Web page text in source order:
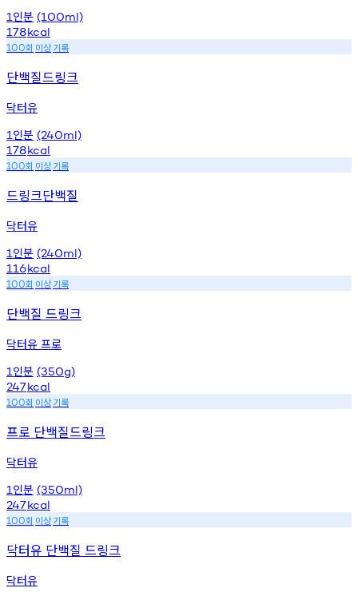
1 인분 (100ml)
178kcal
100회 이상기록
단백질드링크
닥터유
1 인분 (240ml)
178kcal
100회 이상기록
드링크단백질
닥터유
1 인분 (240ml)
116kcal
100회 이상기록
단백질 드링크
닥터유 프로
1 인분 (350g)
247kcal
100회 이상기록
프로 단백질드링크
닥터유
1 인분 (350ml)
247kcal
100회 이상기록
닥터유 단백질 드링크
닥터유